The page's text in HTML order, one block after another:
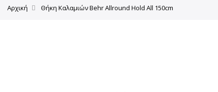
Αρχική Θήκη Καλαμιών Behr Allround Hold All 150cm